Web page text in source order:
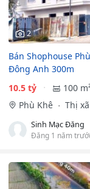
2
Bán Shophouse
Đông Anh 300m
10.5 tỷ
100
Phù Khê
Thị
Sinh Mạc Đăng
Đăng 1 năm